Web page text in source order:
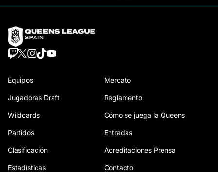
Equipos
Jugadoras Draft
Wildcards
Partidos
Clasificación
Estadísticas
Mercato
Reglamento
Cómo se juega la Queens
Entradas
Acreditaciones Prensa
Contacto